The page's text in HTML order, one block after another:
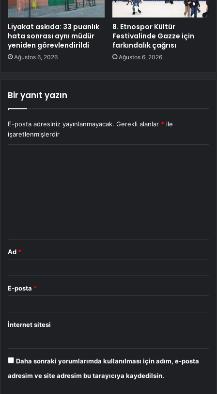
Liyakat askıda: 33 puanlık
hata sonrası aynı müdür
yeniden görevlendirildi
Ağustos 6, 2026
8. Etnospor Kültür
Festivalinde Gazze için
farkındalık çağrısı
Ağustos 6, 2026
Bir yanıt yazın
E-posta adresiniz yayınlanmayacak. Gerekli alanlar * ile
işaretlenmişlerdir
Ad *
E-posta *
İnternet sitesi
Daha sonraki yorumlarımda kullanılması için adım, e-posta
adresim ve site adresim bu tarayıcıya kaydedilsin.